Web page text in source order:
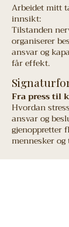
Arbeidet mitt
innsikt:
Tilstanden
organiserer
ansvar og
får effekt.
Fra press til
Hvordan
ansvar og
gjenoppretter
mennesker og
Hvorfor